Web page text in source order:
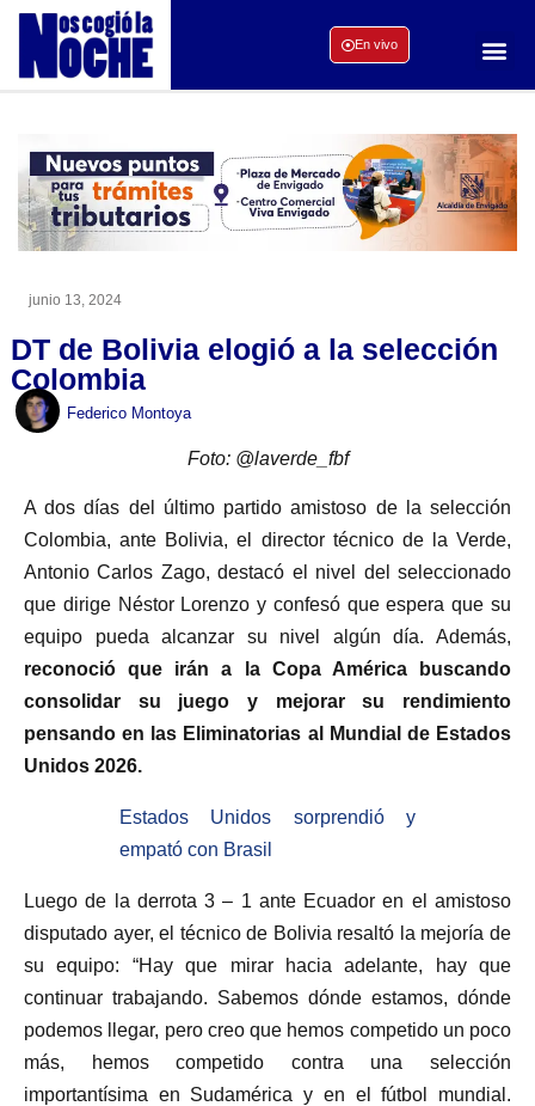
En vivo
junio 13, 2024
DT de Bolivia elogió a la selección
Colombia
Federico Montoya
Foto: @laverde_fbf
A dos días del último partido amistoso de la selección
Colombia, ante Bolivia, el director técnico de la Verde,
Antonio Carlos Zago, destacó el nivel del seleccionado
que dirige Néstor Lorenzo y confesó que espera que su
equipo pueda alcanzar su nivel algún día. Además,
reconoció que irán a la Copa América buscando
consolidar su juego y mejorar su rendimiento
pensando en las Eliminatorias al Mundial de Estados
Unidos 2026.
Estados Unidos sorprendió y
empató con Brasil
Luego de la derrota 3 – 1 ante Ecuador en el amistoso
disputado ayer, el técnico de Bolivia resaltó la mejoría de
su equipo: “Hay que mirar hacia adelante, hay que
continuar trabajando. Sabemos dónde estamos, dónde
podemos llegar, pero creo que hemos competido un poco
más, hemos competido contra una selección
importantísima en Sudamérica y en el fútbol mundial.